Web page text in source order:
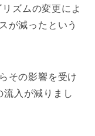
ズムの変更によ
が減ったという
その影響を受け
入が減りまし